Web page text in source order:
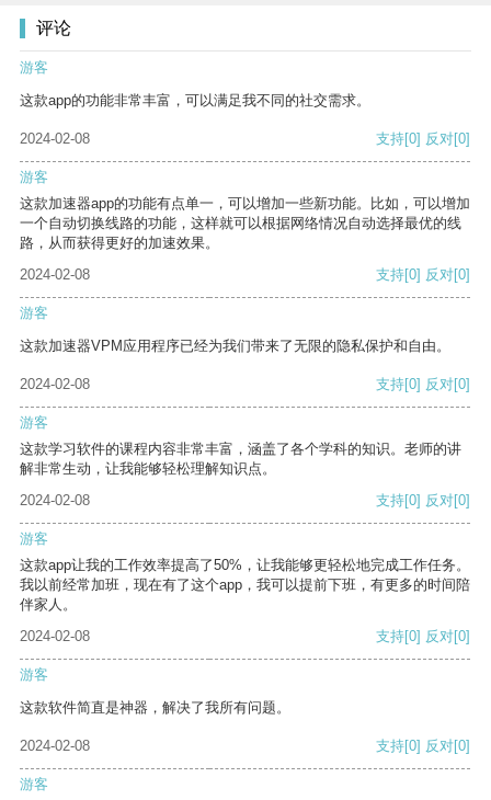
评论
游客
这款app的功能非常丰富，可以满足我不同的社交需求。
2024-02-08 支持[0] 反对[0]
游客
这款加速器app的功能有点单一，可以增加一些新功能。比如，可以增加
一个自动切换线路的功能，这样就可以根据网络情况自动选择最优的线
路，从而获得更好的加速效果。
2024-02-08
支持[0] 反对[0]
游客
这款加速器VPM应用程序已经为我们带来了无限的隐私保护和自由。
2024-02-08 支持[0] 反对[0]
游客
这款学习软件的课程内容非常丰富，涵盖了各个学科的知识。老师的讲
解非常生动，让我能够轻松理解知识点。
2024-02-08
支持[0] 反对[0]
游客
这款app让我的工作效率提高了50%，让我能够更轻松地完成工作任务。
我以前经常加班，现在有了这个app，我可以提前下班，有更多的时间陪
伴家人。
2024-02-08
支持[0] 反对[0]
游客
这款软件简直是神器，解决了我所有问题。
2024-02-08 支持[0] 反对[0]
游客